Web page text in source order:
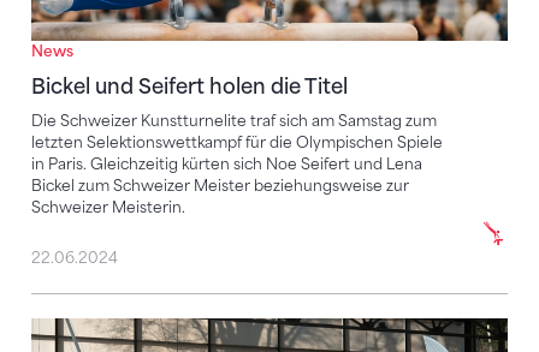
News
Bickel und Seifert holen die Titel
Die Schweizer Kunstturnelite traf sich am Samstag zum
letzten Selektionswettkampf für die Olympischen Spiele
in Paris. Gleichzeitig kürten sich Noe Seifert und Lena
Bickel zum Schweizer Meister beziehungsweise zur
Schweizer Meisterin.
22.06.2024
Die Nationalkader 2024 stehen fest